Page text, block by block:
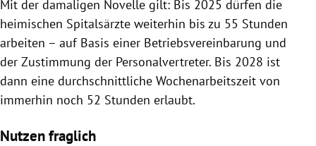
Mit der damaligen Novelle gilt: Bis 2025 dürfen die
heimischen Spitalsärzte weiterhin bis zu 55 Stunden
arbeiten – auf Basis einer Betriebsvereinbarung und
der Zustimmung der Personalvertreter. Bis 2028 ist
dann eine durchschnittliche Wochenarbeitszeit von
immerhin noch 52 Stunden erlaubt.
Nutzen fraglich